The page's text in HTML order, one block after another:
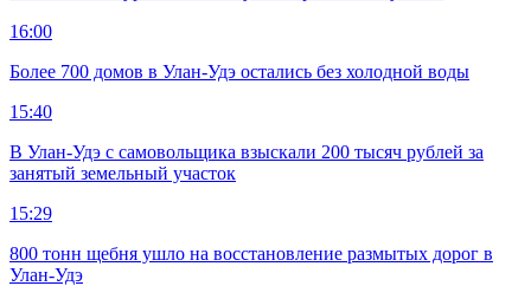
16:00
Более 700 домов в Улан-Удэ остались без холодной воды
15:40
В Улан-Удэ с самовольщика взыскали 200 тысяч рублей за
занятый земельный участок
15:29
800 тонн щебня ушло на восстановление размытых дорог в
Улан-Удэ